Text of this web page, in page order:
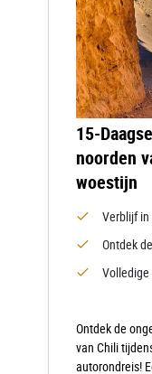
15-
noorden
woestijn
Verblijf
Ontdek
Ontdek de
van Chili
autorondreis!